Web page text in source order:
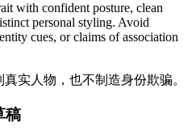
with confident posture, clean
personal styling. Avoid
cues, or claims of association
实人物，也不制造身份欺骗。
稿